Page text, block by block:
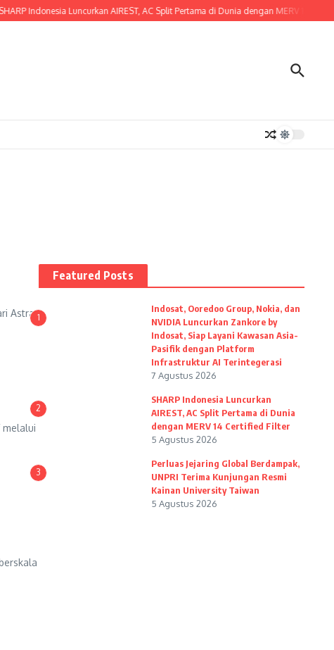
Indonesia Luncurkan AIREST, AC Split Pertama di Dunia dengan MERV 14
Astra
melalui
Featured Posts
1
Indosat, Ooredoo Group, Nokia, dan
NVIDIA Luncurkan Zankore by
Indosat, Siap Layani Kawasan Asia-
Pasifik dengan Platform
Infrastruktur AI Terintegerasi
7 Agustus 2026
2
SHARP Indonesia Luncurkan
AIREST, AC Split Pertama di Dunia
dengan MERV 14 Certified Filter
5 Agustus 2026
3
Perluas Jejaring Global Berdampak,
UNPRI Terima Kunjungan Resmi
Kainan University Taiwan
5 Agustus 2026